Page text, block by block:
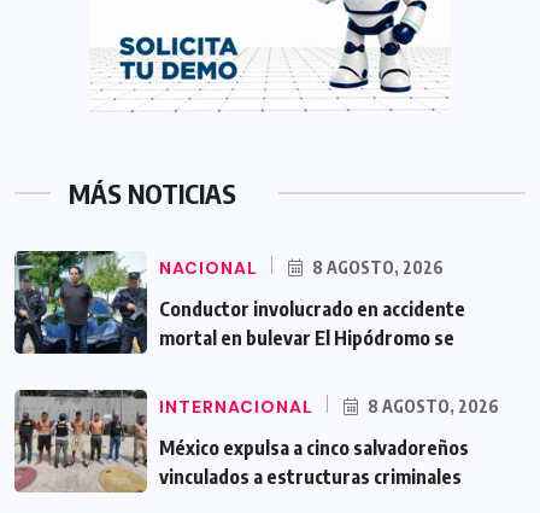
MÁS NOTICIAS
NACIONAL 8 AGOSTO, 2026
Conductor involucrado en accidente
mortal en bulevar El Hipódromo se
INTERNACIONAL 8 AGOSTO, 2026
México expulsa a cinco salvadoreños
vinculados a estructuras criminales